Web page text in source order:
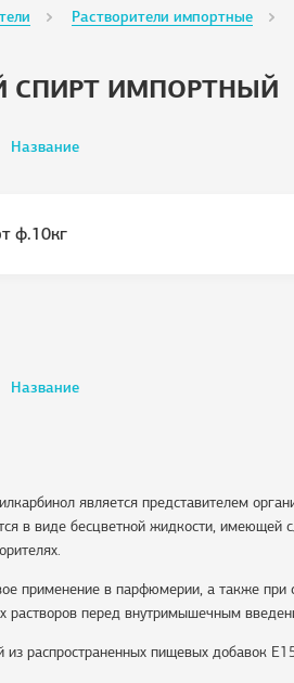
Растворители импортные
СПИРТ ИМПОРТНЫЙ
Название
ф.10кг
Название
является представителем
в виде бесцветной жидкости, имеющей
применение в парфюмерии, а также
растворов перед внутримышечным
из распространенных пищевых добавок